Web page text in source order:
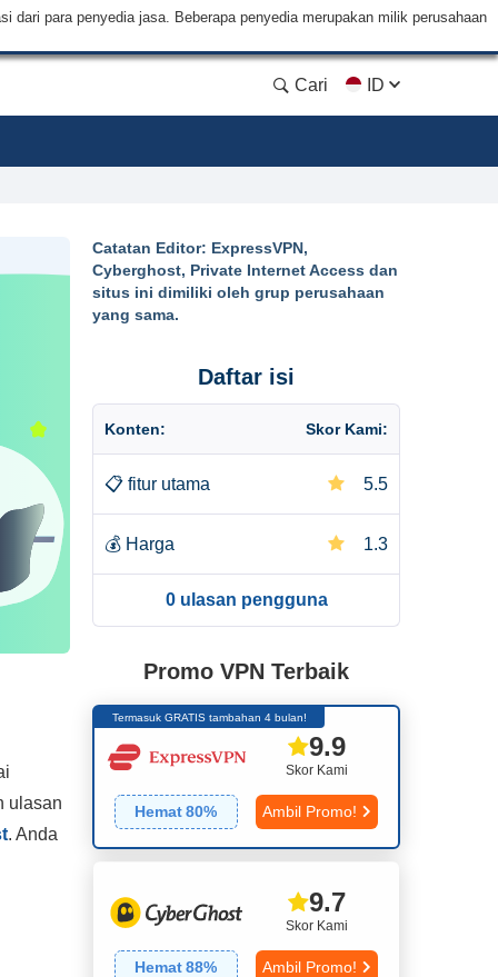
dari para penyedia jasa. Beberapa penyedia merupakan milik perusahaan
Cari ID
ulasan
. Anda
Catatan Editor: ExpressVPN,
Cyberghost, Private Internet Access dan
situs ini dimiliki oleh grup perusahaan
yang sama.
Daftar isi
Konten: Skor Kami:
📋 fitur utama 5.5
💰 Harga 1.3
0 ulasan pengguna
Promo VPN Terbaik
Termasuk GRATIS tambahan 4 bulan!
Skor Kami
9.9
Hemat 80% Ambil Promo!
Skor Kami
9.7
Hemat 88% Ambil Promo!